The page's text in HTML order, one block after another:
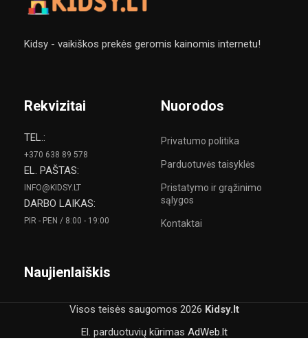
Kidsy - vaikiškos prekės geromis kainomis internetu!
Rekvizitai
TEL.:
+370 638 89 578
EL. PAŠTAS:
INFO@KIDSY.LT
DARBO LAIKAS:
PIR - PEN / 8:00 - 19:00
Nuorodos
Privatumo politika
Parduotuvės taisyklės
Pristatymo ir grąžinimo
sąlygos
Kontaktai
Naujienlaiškis
Visos teisės saugomos 2026 Kidsy.lt
El. parduotuvių kūrimas AdWeb.lt